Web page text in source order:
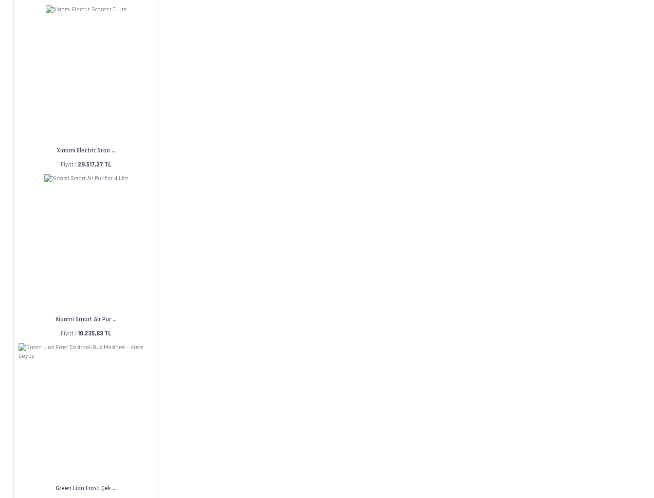
Xiaomi Electric Scoo ...
Fiyat : 29.517,27 TL
Xiaomi Smart Air Pur ...
Fiyat : 10.235,83 TL
Green Lion Frost Çek ...